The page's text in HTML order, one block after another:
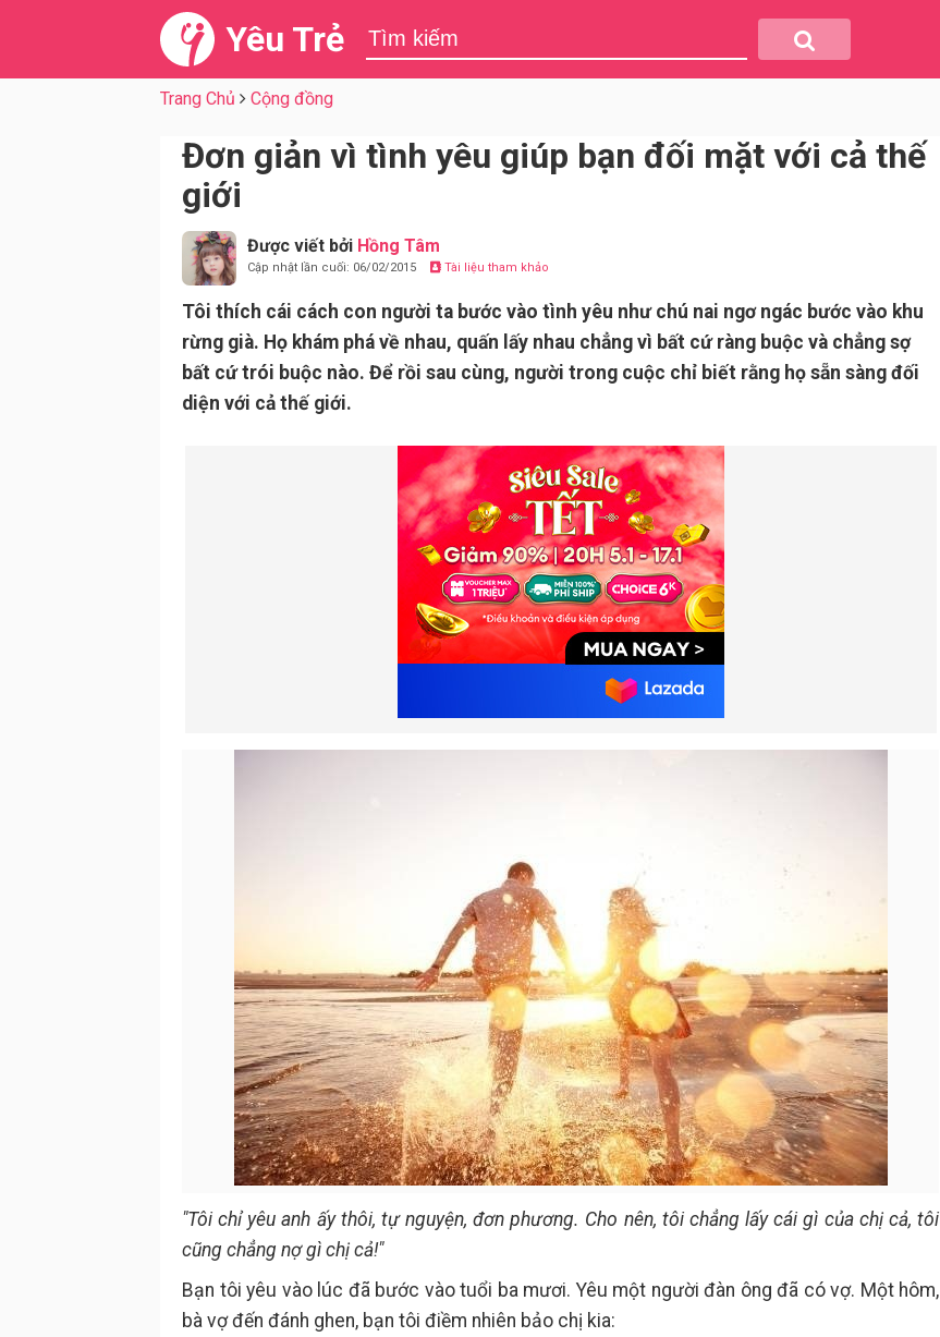
Yêu Trẻ
Trang Chủ Cộng đồng
Đơn giản vì tình yêu giúp bạn đối mặt với cả thế
giới
Được viết bởi Hồng Tâm
Cập nhật lần cuối: 06/02/2015 Tài liệu tham khảo
Tôi thích cái cách con người ta bước vào tình yêu như chú nai ngơ ngác bước vào khu
rừng già. Họ khám phá về nhau, quấn lấy nhau chẳng vì bất cứ ràng buộc và chẳng sợ
bất cứ trói buộc nào. Để rồi sau cùng, người trong cuộc chỉ biết rằng họ sẵn sàng đối
diện với cả thế giới.
"Tôi chỉ yêu anh ấy thôi, tự nguyện, đơn phương. Cho nên, tôi chẳng lấy cái gì của chị cả, tôi
cũng chẳng nợ gì chị cả!"
Bạn tôi yêu vào lúc đã bước vào tuổi ba mươi. Yêu một người đàn ông đã có vợ. Một hôm,
bà vợ đến đánh ghen, bạn tôi điềm nhiên bảo chị kia: